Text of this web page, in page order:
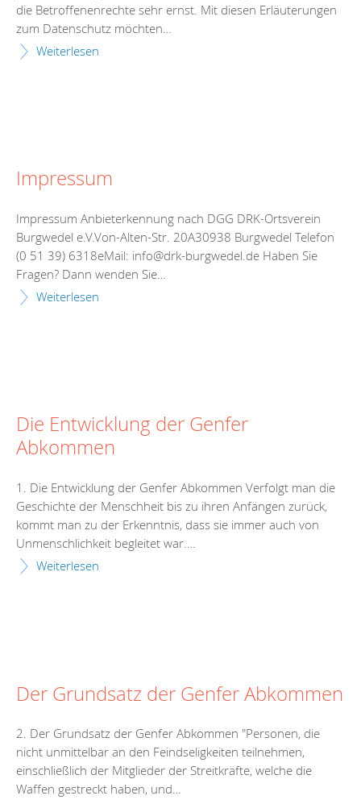
die Betroffenenrechte sehr ernst. Mit diesen Erläuterungen
zum Datenschutz möchten…
Weiterlesen
Impressum
Impressum Anbieterkennung nach DGG DRK-Ortsverein
Burgwedel e.V.Von-Alten-Str. 20A30938 Burgwedel Telefon
(0 51 39) 6318eMail: info@drk-burgwedel.de Haben Sie
Fragen? Dann wenden Sie…
Weiterlesen
Die Entwicklung der Genfer
Abkommen
1. Die Entwicklung der Genfer Abkommen Verfolgt man die
Geschichte der Menschheit bis zu ihren Anfängen zurück,
kommt man zu der Erkenntnis, dass sie immer auch von
Unmenschlichkeit begleitet war.…
Weiterlesen
Der Grundsatz der Genfer Abkommen
2. Der Grundsatz der Genfer Abkommen "Personen, die
nicht unmittelbar an den Feindseligkeiten teilnehmen,
einschließlich der Mitglieder der Streitkräfte, welche die
Waffen gestreckt haben, und…